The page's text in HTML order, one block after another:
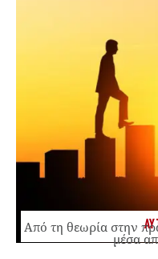
Από τη θεωρία στην
μέσα